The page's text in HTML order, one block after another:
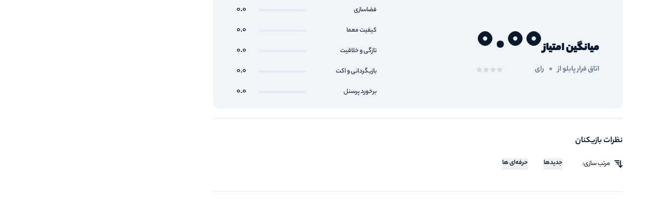
میانگین امتیاز0.00 اتاق فرار پابلو از 0 رای
فضاسازی 0.0
کیفیت معما 0.0
تازگی و خلاقیت 0.0
بازیگردانی و اکت 0.0
برخورد پرسنل 0.0
نظرات بازیکنان
مرتب سازی: جدیدها حرفه‌ای ها